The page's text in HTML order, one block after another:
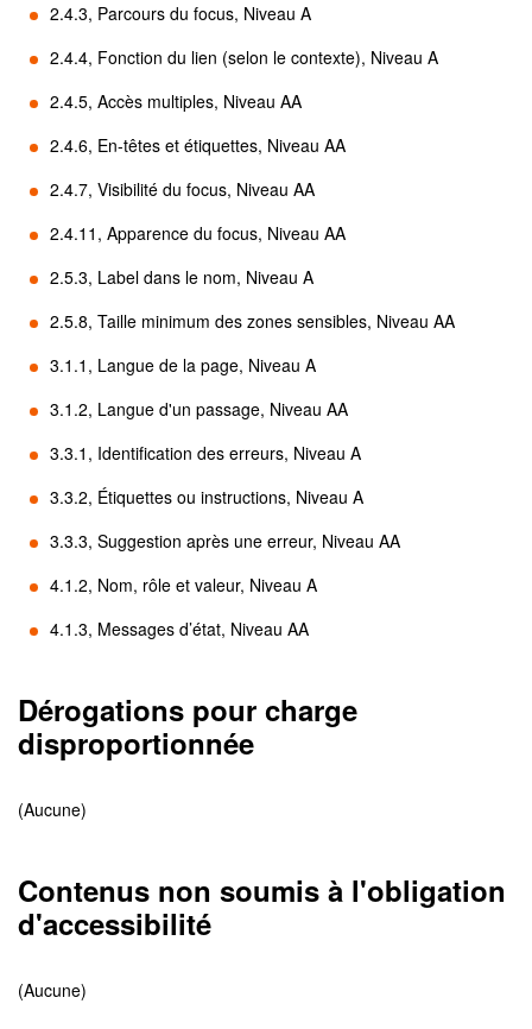
2.4.3, Parcours du focus, Niveau A
2.4.4, Fonction du lien (selon le contexte), Niveau A
2.4.5, Accès multiples, Niveau AA
2.4.6, En-têtes et étiquettes, Niveau AA
2.4.7, Visibilité du focus, Niveau AA
2.4.11, Apparence du focus, Niveau AA
2.5.3, Label dans le nom, Niveau A
2.5.8, Taille minimum des zones sensibles, Niveau AA
3.1.1, Langue de la page, Niveau A
3.1.2, Langue d'un passage, Niveau AA
3.3.1, Identification des erreurs, Niveau A
3.3.2, Étiquettes ou instructions, Niveau A
3.3.3, Suggestion après une erreur, Niveau AA
4.1.2, Nom, rôle et valeur, Niveau A
4.1.3, Messages d’état, Niveau AA
Dérogations pour charge
disproportionnée
(Aucune)
Contenus non soumis à l'obligation
d'accessibilité
(Aucune)